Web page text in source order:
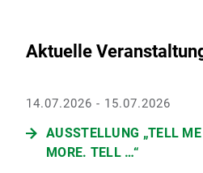
Aktuelle
14.07.2026 - 15.07.2026
AUSSTELLUNG „TELL
MORE. TELL …“